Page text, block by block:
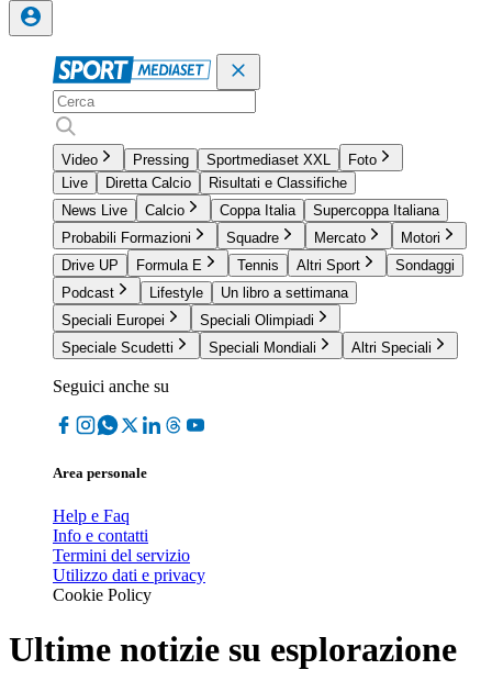
Video Pressing Sportmediaset XXL
Foto
Live
Diretta Calcio
Risultati e Classifiche
News Live
Calcio Coppa Italia
Supercoppa Italiana
Probabili Formazioni
Squadre Mercato
Motori
Drive UP
Formula E Tennis Altri Sport
Sondaggi
Podcast
Lifestyle
Un libro a settimana
Speciali Europei
Speciali Olimpiadi
Speciale Scudetti
Speciali Mondiali Altri Speciali
Seguici anche su
Area personale
Help e Faq
Info e contatti
Termini del servizio
Utilizzo dati e privacy
Cookie Policy
Ultime notizie su esplorazione